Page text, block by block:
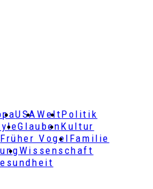
USAWeltPolitik
GlaubenKultur
Früher Vogel Familie
Wissenschaft